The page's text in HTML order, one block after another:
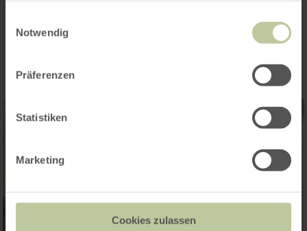
Notwendig
Präferenzen
Statistiken
Marketing
Cookies zulassen
Impressions